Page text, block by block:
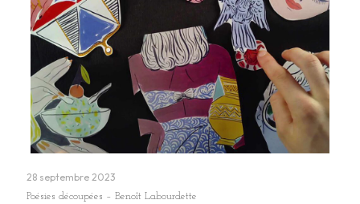
28 septembre 2023
Poésies découpées – Benoît Labourdette